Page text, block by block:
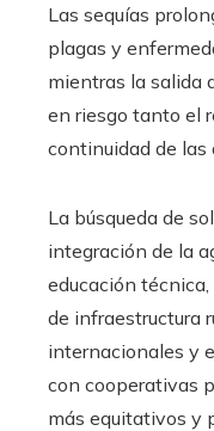
Las sequías
plagas y
mientras la salida
en riesgo tanto el
continuidad de las
La búsqueda de
integración de la
educación
de infraestructura
internacionales y
con cooperativas
más equitativos y